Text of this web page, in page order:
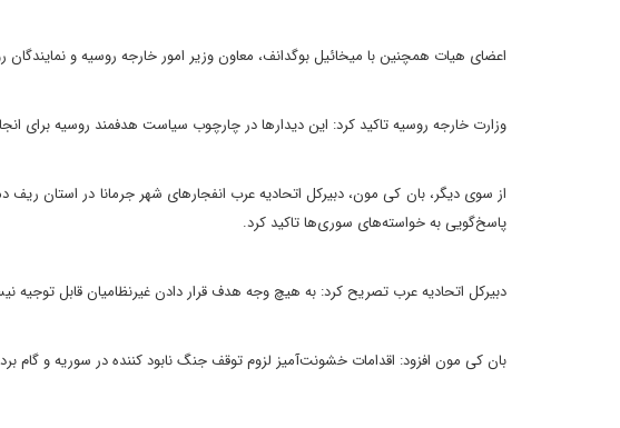
اعضای هیات همچنین با میخائیل بوگدانف، معاون وزیر امور خارجه روسیه و نمایندگان
وزارت خارجه روسیه تاکید کرد: این دیدارها در چارچوب سیاست هدفمند روسیه برای
از سوی دیگر، بان کی مون، دبیرکل اتحادیه عرب انفجارهای شهر جرمانا در استان
پاسخ‌گویی به خواسته‌های سوری‌ها تاکید کرد.
دبیرکل اتحادیه عرب تصریح کرد: به هیچ وجه هدف قرار دادن غیرنظامیان قابل توجیه
بان کی مون افزود: اقدامات خشونت‌آمیز لزوم توقف جنگ نابود کننده در سوریه و